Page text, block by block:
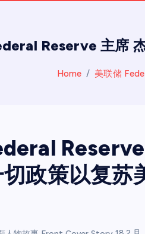
Reserve 主席
Home 美联储
政策以复